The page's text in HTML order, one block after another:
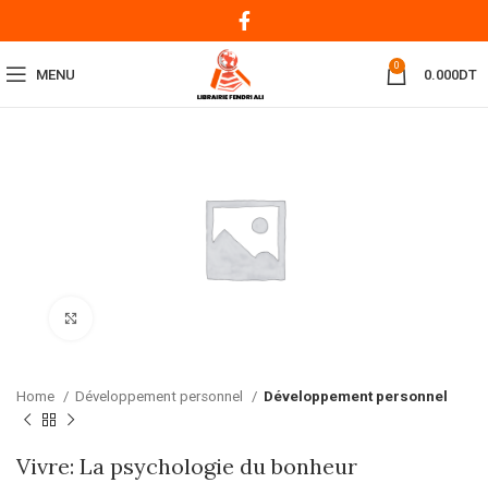
MENU
0
0.000DT
Home Développement personnel Développement personnel
Vivre: La psychologie du bonheur